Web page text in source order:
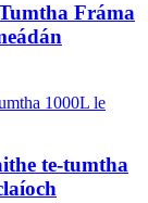
Fráma
te-tumtha